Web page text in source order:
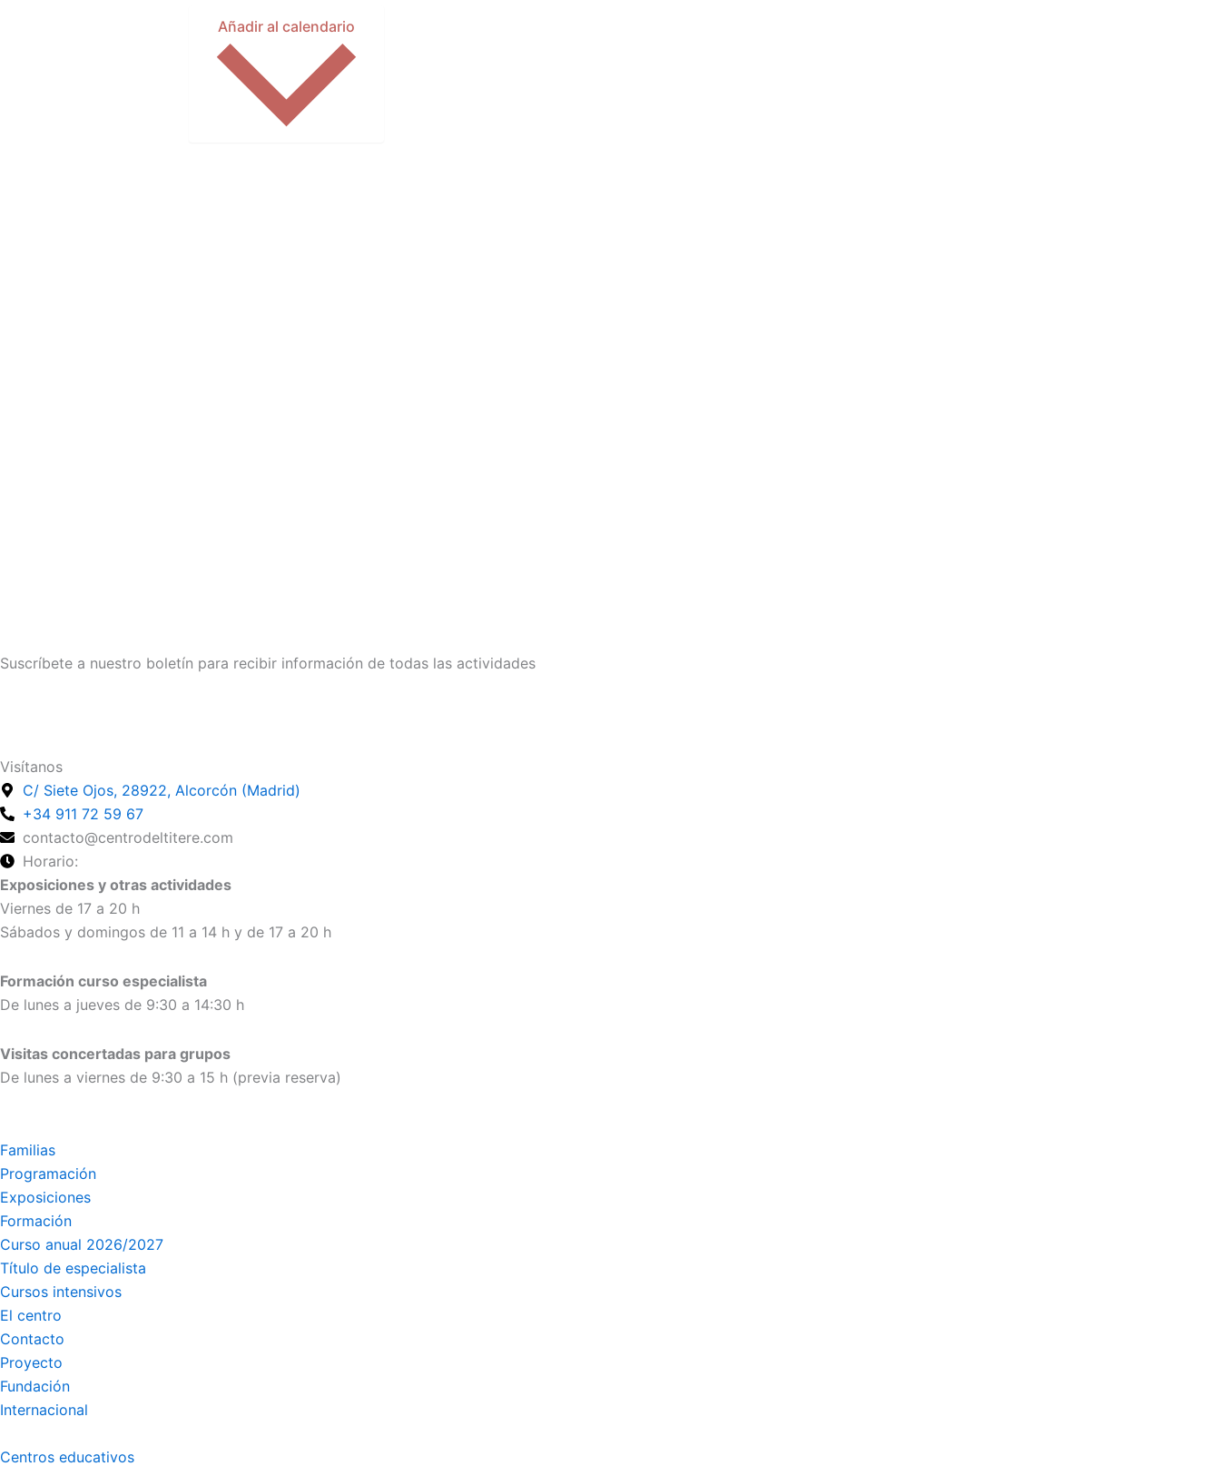
Suscríbete a nuestro boletín para recibir información de todas las actividades
Visítanos
C/ Siete Ojos, 28922, Alcorcón (Madrid)
+34 911 72 59 67
contacto@centrodeltitere.com
Horario:
Exposiciones y otras actividades
Viernes de 17 a 20 h
Sábados y domingos de 11 a 14 h y de 17 a 20 h
Formación curso especialista
De lunes a jueves de 9:30 a 14:30 h
Visitas concertadas para grupos
De lunes a viernes de 9:30 a 15 h (previa reserva)
Familias
Programación
Exposiciones
Formación
Curso anual 2026/2027
Título de especialista
Cursos intensivos
El centro
Contacto
Proyecto
Fundación
Internacional
Centros educativos